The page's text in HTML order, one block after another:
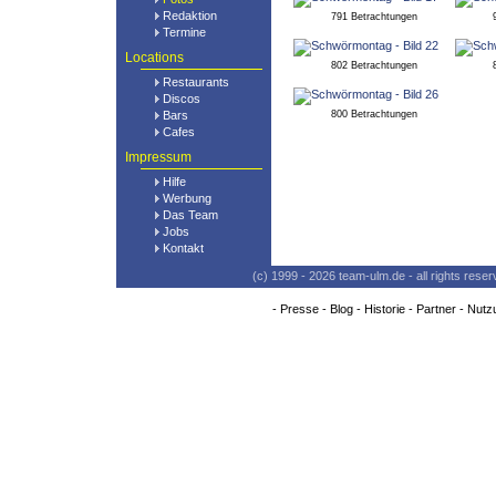
Redaktion
Termine
Locations
Restaurants
Discos
Bars
Cafes
Impressum
Hilfe
Werbung
Das Team
Jobs
Kontakt
791 Betrachtungen
802 Betrachtungen
800 Betrachtungen
(c) 1999 - 2026 team-ulm.de - all rights
- Presse- Blog- Historie- Partner-